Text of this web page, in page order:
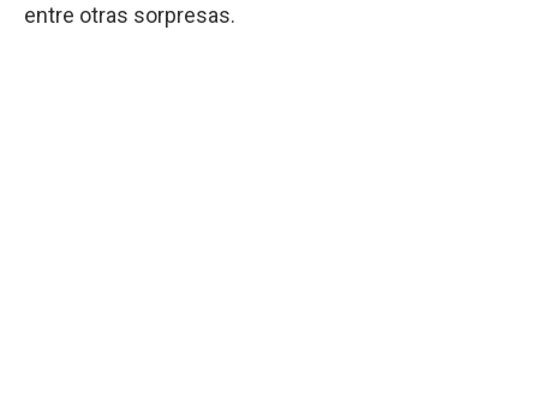
entre otras sorpresas.